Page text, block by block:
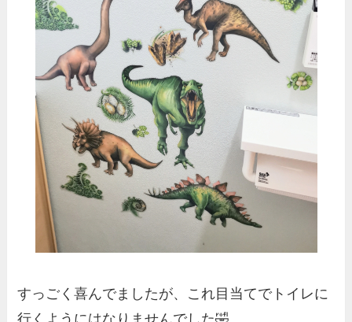
すっごく喜んでましたが、これ目当てでトイレに
行くようにはなりませんでした🤣